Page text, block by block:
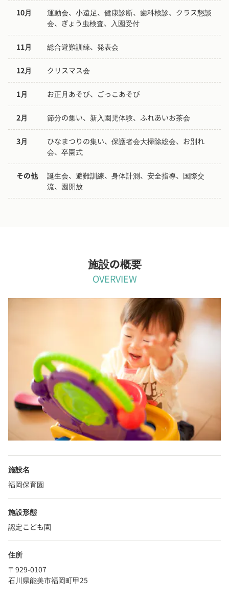
10月
運動会、小遠足、健康診断、歯科検診、クラス懇談
会、ぎょう虫検査、入園受付
11月 総合避難訓練、発表会
12月 クリスマス会
1月 お正月あそび、ごっこあそび
2月 節分の集い、新入園児体験、ふれあいお茶会
3月
ひなまつりの集い、保護者会大掃除総会、お別れ
会、卒園式
その他
誕生会、避難訓練、身体計測、安全指導、国際交
流、園開放
施設の概要
OVERVIEW
施設名
福岡保育園
施設形態
認定こども園
住所
〒929-0107
石川県能美市福岡町甲25